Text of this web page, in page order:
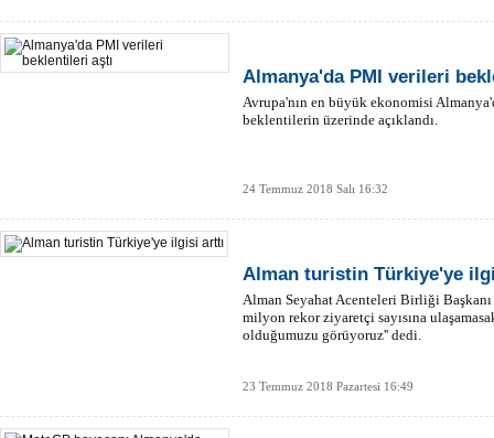
Almanya'da PMI verileri
Avrupa'nın en büyük ekonomisi
beklentilerin üzerinde açıklandı.
24 Temmuz 2018 Salı 16:32
Alman turistin Türkiye'ye
Alman Seyahat Acenteleri Birliği
milyon rekor ziyaretçi sayısına
olduğumuzu görüyoruz'' dedi.
23 Temmuz 2018 Pazartesi 16:49